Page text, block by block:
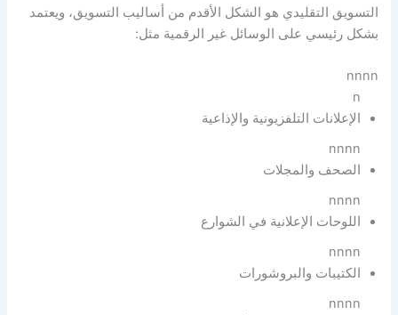
التسويق التقليدي هو الشكل الأقدم من أساليب التسويق، ويعتمد
بشكل رئيسي على الوسائل غير الرقمية مثل:
nnnn
n
الإعلانات التلفزيونية والإذاعية
nnnn
الصحف والمجلات
nnnn
اللوحات الإعلانية في الشوارع
nnnn
الكتيبات والبروشورات
nnnn